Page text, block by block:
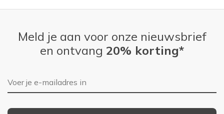
Meld je aan voor onze nieuwsbrief
en ontvang 20% korting*
E-mailadres